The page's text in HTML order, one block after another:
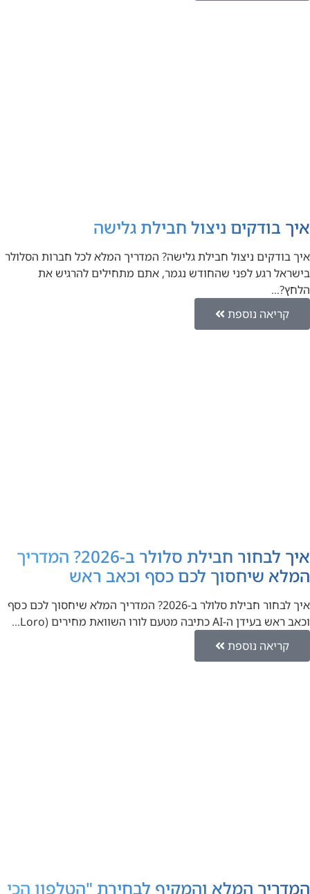
איך בודקים ניצול חבילת גלישה
איך בודקים ניצול חבילת גלישה? המדריך המלא לכל חברות הסלולר
בישראל רגע לפני שהחודש נגמר, אתם מתחילים להרגיש את
הלחץ?…
קריאה נוספת
איך לבחור חבילת סלולר ב-2026? המדריך
המלא שיחסוך לכם כסף וכאב ראש
איך לבחור חבילת סלולר ב-2026? המדריך המלא שיחסוך לכם כסף
וכאב ראש בעידן ה-AI כתיבה מטעם לורו השוואת מחירים (Loro…
קריאה נוספת
המדריך המלא והמקיף לבחירת "הטלפון הכי